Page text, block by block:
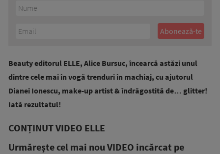
Beauty editorul ELLE, Alice Bursuc, încearcă astăzi unul
dintre cele mai în vogă trenduri în machiaj, cu ajutorul
Dianei Ionescu, make-up artist & îndrăgostită de… glitter!
Iată rezultatul!
CONȚINUT VIDEO ELLE
Urmăreşte cel mai nou VIDEO incărcat pe